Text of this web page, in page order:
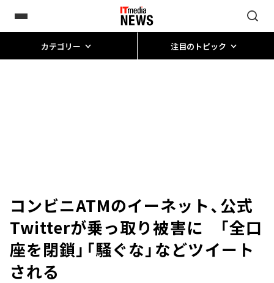
カテゴリー 注目のトピック
コンビニATMのイーネット、公式
Twitterが乗っ取り被害に 「全口
座を閉鎖」「騒ぐな」などツイート
される